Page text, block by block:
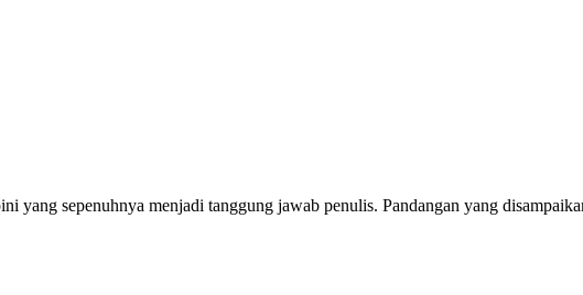
yang sepenuhnya menjadi tanggung jawab penulis. Pandangan yang